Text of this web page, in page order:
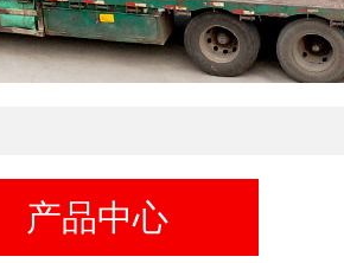
产品中心